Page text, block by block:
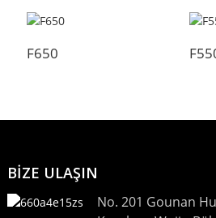
F650
BİZE ULAŞIN
No. 201 Gounan